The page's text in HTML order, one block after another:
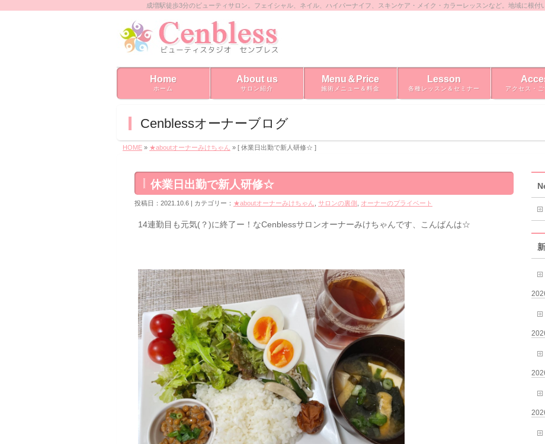
成増駅徒歩3分のビューティサロン。フェイシャル、ネイル、ハイパーナイフ、スキンケア・メイク・カラーレッスンなど。地域に根付
Home
ホーム
About us
サロン紹介
Menu＆Price
施術メニュー＆料金
Lesson
各種レッスン＆セミナー アクセス・
Cenblessオーナーブログ
HOME » ★aboutオーナーみけちゃん » [ 休業日出勤で新人研修☆ ]
休業日出勤で新人研修☆
投稿日：2021.10.6 | カテゴリー： ★aboutオーナーみけちゃん サロンの裏側 オーナーのプライベート
14連勤目も元気(？)に終了ー！なCenblessサロンオーナーみけちゃんです、こんばんは☆